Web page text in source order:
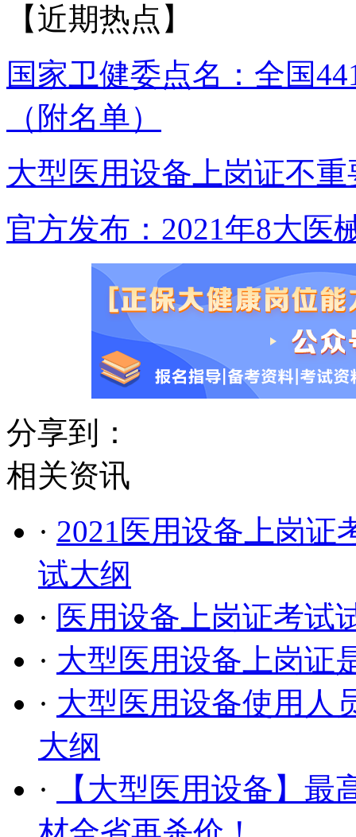
【近期热点】
国家卫健委点名：全国
（附名单）
大型医用设备上岗证不
官方发布：2021年8大医
分享到：
相关资讯
· 2021医用设备上岗证
试大纲
· 医用设备上岗证考试
· 大型医用设备上岗证
· 大型医用设备使用人
大纲
·
【大型医用设备】最